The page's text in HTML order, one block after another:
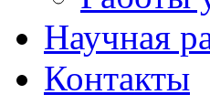
Научная
Контакты